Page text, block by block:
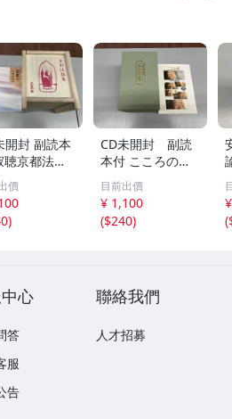
開封 副読本
聴京都法話
ーキャン
價
)
CD未開封 副読
本付 こころの
扉 河合隼雄講話
集
目前出價
¥ 1,100
($240)
(
心
答
服
告
聯絡我們
人才招募